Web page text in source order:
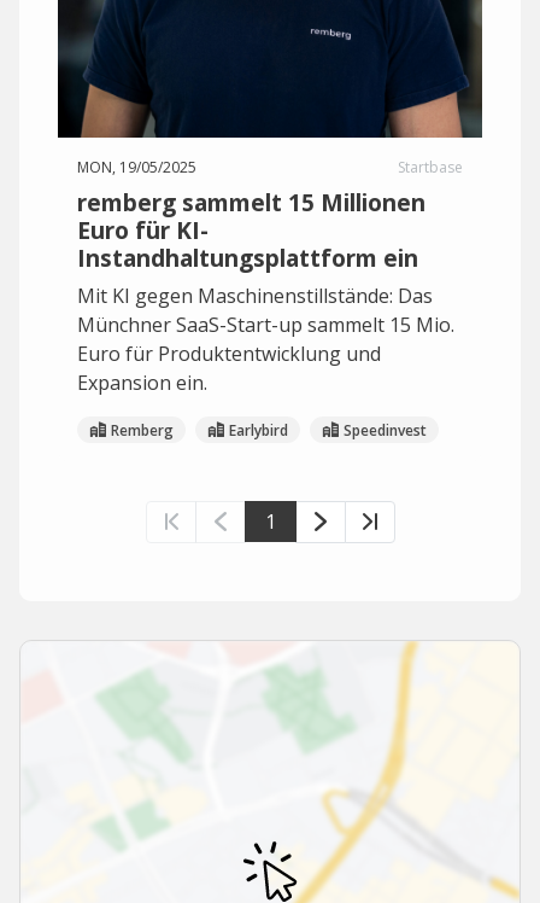
MON, 19/05/2025 Startbase
remberg sammelt 15 Millionen
Euro für KI-
Instandhaltungsplattform ein
Mit KI gegen Maschinenstillstände: Das
Münchner SaaS-Start-up sammelt 15 Mio.
Euro für Produktentwicklung und
Expansion ein.
Remberg Earlybird Speedinvest
1